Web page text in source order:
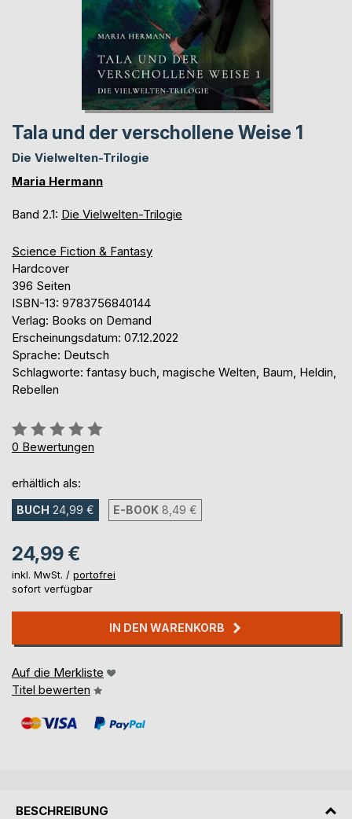
Tala und der verschollene Weise 1
Die Vielwelten-Trilogie
Maria Hermann
Band 2.1: Die Vielwelten-Trilogie
Science Fiction & Fantasy
Hardcover
396 Seiten
ISBN-13: 9783756840144
Verlag: Books on Demand
Erscheinungsdatum: 07.12.2022
Sprache: Deutsch
Schlagworte: fantasy buch, magische Welten, Baum, Heldin,
Rebellen
Bewertung::
0%
0 Bewertungen
erhältlich als:
BUCH 24,99 € E-BOOK 8,49 €
24,99 €
inkl. MwSt. / portofrei
sofort verfügbar
IN DEN WARENKORB
Auf die Merkliste
Titel bewerten
BESCHREIBUNG